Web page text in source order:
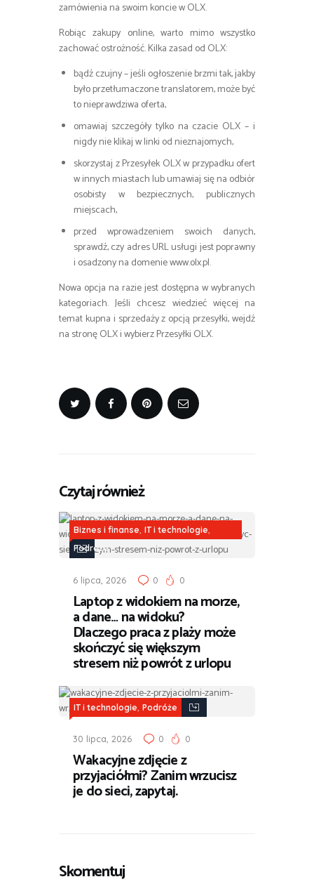
zamówienia na swoim koncie w OLX.
Robiąc zakupy online, warto mimo wszystko
zachować ostrożność. Kilka zasad od OLX:
bądź czujny – jeśli ogłoszenie brzmi tak, jakby
było przetłumaczone translatorem, może być
to nieprawdziwa oferta,
omawiaj szczegóły tylko na czacie OLX – i
nigdy nie klikaj w linki od nieznajomych,
skorzystaj z Przesyłek OLX w przypadku ofert
w innych miastach lub umawiaj się na odbiór
osobisty w bezpiecznych, publicznych
miejscach,
przed wprowadzeniem swoich danych,
sprawdź, czy adres URL usługi jest poprawny
i osadzony na domenie www.olx.pl.
Nowa opcja na razie jest dostępna w wybranych
kategoriach. Jeśli chcesz wiedzieć więcej na
temat kupna i sprzedaży z opcją przesyłki, wejdź
na stronę OLX i wybierz Przesyłki OLX.
Czytaj również
Biznes i finanse IT i technologie
Podróże
6 lipca, 2026 0 0
Laptop z widokiem na morze,
a dane… na widoku?
Dlaczego praca z plaży może
skończyć się większym
stresem niż powrót z urlopu
IT i technologie Podróże
30 lipca, 2026 0 0
Wakacyjne zdjęcie z
przyjaciółmi? Zanim wrzucisz
je do sieci, zapytaj.
Skomentuj